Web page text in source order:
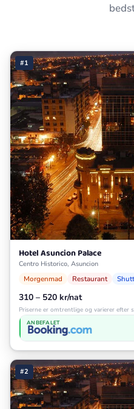
#1
Hotel Asuncion Palace
Centro Historico, Asuncion
Morgenmad Restaurant
310 – 520 kr/nat
Priserne er omtrentlige og varierer efter
ANBEFALET
#2